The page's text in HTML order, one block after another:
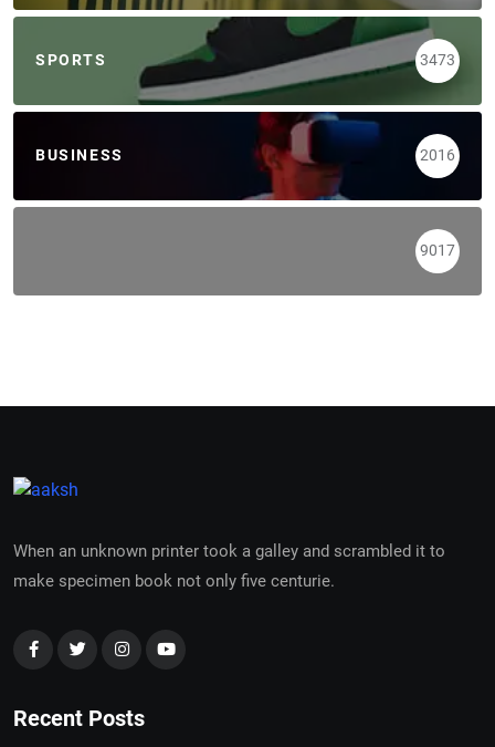
SPORTS 3473
BUSINESS 2016
9017
When an unknown printer took a galley and scrambled it to
make specimen book not only five centurie.
Recent Posts